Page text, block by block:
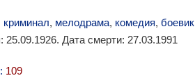
криминал, мелодрама, комедия, боевик
25.09.1926. Дата смерти: 27.03.1991
109